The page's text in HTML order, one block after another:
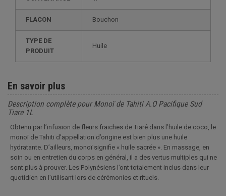
FLACON Bouchon
TYPE DE
PRODUIT
Huile
En savoir plus
Description complète pour Monoï de Tahiti A.O Pacifique Sud
Tiare 1L
Obtenu par l’infusion de fleurs fraiches de Tiaré dans l’huile de coco, le
monoï de Tahiti d’appellation d’origine est bien plus une huile
hydratante. D’ailleurs, monoï signifie « huile sacrée ». En massage, en
soin ou en entretien du corps en général, il a des vertus multiples qui ne
sont plus à prouver. Les Polynésiens l’ont totalement inclus dans leur
quotidien en l’utilisant lors de cérémonies et rituels.